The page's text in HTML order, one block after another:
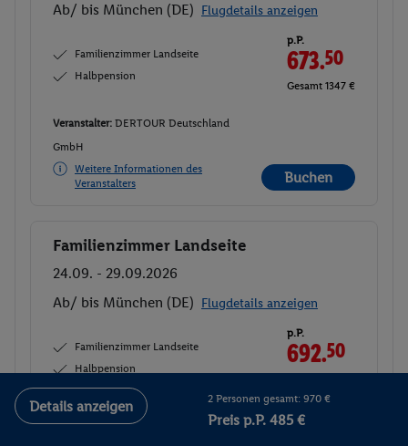
Ab/ bis München (DE) Flugdetails anzeigen
Familienzimmer Landseite
Halbpension
p.P.
673.50
Gesamt 1347 €
Veranstalter: DERTOUR Deutschland
GmbH
Weitere Informationen des
Veranstalters
Buchen
Buchen
Familienzimmer Landseite
24.09. - 29.09.2026
Ab/ bis München (DE) Flugdetails anzeigen
Familienzimmer Landseite
Halbpension
p.P.
692.50
Veranstalter:DERTOUR Deutschland
Details anzeigen 2 Personen gesamt: 970 €
Preis p.P. 485 €